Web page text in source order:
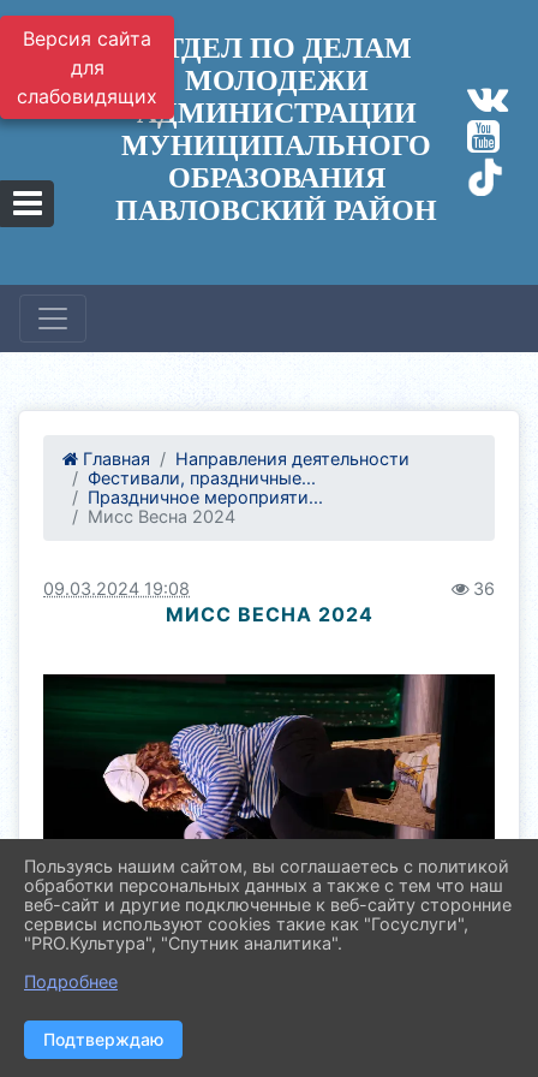
Версия сайта
для
слабовидящих
ОТДЕЛ ПО ДЕЛАМ
МОЛОДЕЖИ
АДМИНИСТРАЦИИ
МУНИЦИПАЛЬНОГО
ОБРАЗОВАНИЯ
ПАВЛОВСКИЙ РАЙОН
Главная
Направления деятельности
Фестивали, праздничные...
Праздничное мероприяти...
Мисс Весна 2024
09.03.2024 19:08 36
МИСС ВЕСНА 2024
Пользуясь нашим сайтом, вы соглашаетесь с политикой
обработки персональных данных а также с тем что наш
веб-сайт и другие подключенные к веб-сайту сторонние
сервисы используют cookies такие как "Госуслуги",
"PRO.Культура", "Спутник аналитика".
Подробнее
Подтверждаю